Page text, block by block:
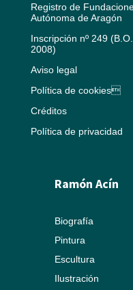
Registro de
Autónoma de Aragón
Inscripción nº 249
2008)
Aviso legal
Política de cookies
Créditos
Política de privacidad
Ramón Acín
Biografía
Pintura
Escultura
Ilustración